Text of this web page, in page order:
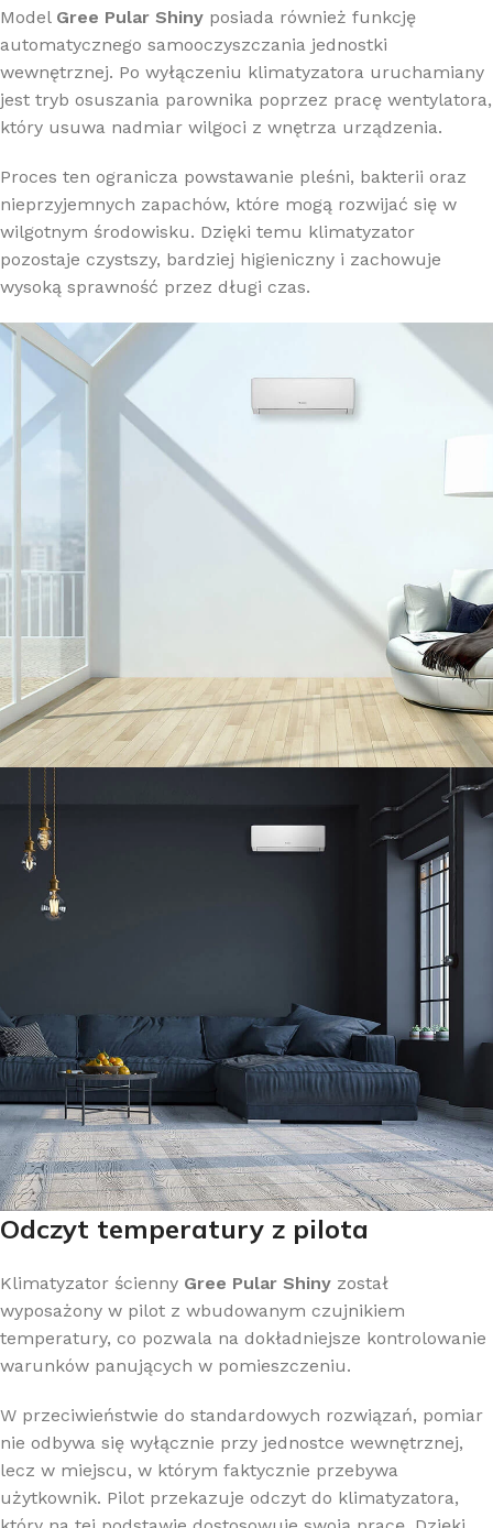
Model Gree Pular Shiny posiada również funkcję
automatycznego samooczyszczania jednostki
wewnętrznej. Po wyłączeniu klimatyzatora uruchamiany
jest tryb osuszania parownika poprzez pracę wentylatora,
który usuwa nadmiar wilgoci z wnętrza urządzenia.
Proces ten ogranicza powstawanie pleśni, bakterii oraz
nieprzyjemnych zapachów, które mogą rozwijać się w
wilgotnym środowisku. Dzięki temu klimatyzator
pozostaje czystszy, bardziej higieniczny i zachowuje
wysoką sprawność przez długi czas.
Odczyt temperatury z pilota
Klimatyzator ścienny Gree Pular Shiny został
wyposażony w pilot z wbudowanym czujnikiem
temperatury, co pozwala na dokładniejsze kontrolowanie
warunków panujących w pomieszczeniu.
W przeciwieństwie do standardowych rozwiązań, pomiar
nie odbywa się wyłącznie przy jednostce wewnętrznej,
lecz w miejscu, w którym faktycznie przebywa
użytkownik. Pilot przekazuje odczyt do klimatyzatora,